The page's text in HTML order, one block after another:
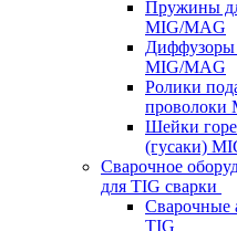
Пружины
MIG/MAG
Диффузоры
MIG/MAG
Ролики
проволоки
Шейки
(гусаки)
Сварочное
для TIG сварки
Сварочные
TIG